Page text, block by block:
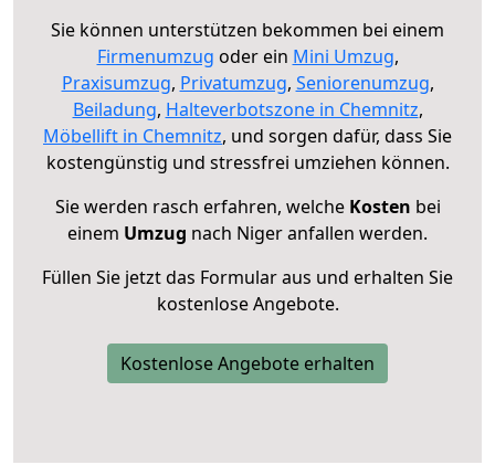
Sie können unterstützen bekommen bei einem
Firmenumzug oder ein Mini Umzug,
Praxisumzug, Privatumzug, Seniorenumzug,
Beiladung, Halteverbotszone in Chemnitz,
Möbellift in Chemnitz, und sorgen dafür, dass Sie
kostengünstig und stressfrei umziehen können.
Sie werden rasch erfahren, welche Kosten bei
einem Umzug nach Niger anfallen werden.
Füllen Sie jetzt das Formular aus und erhalten Sie
kostenlose Angebote.
Kostenlose Angebote erhalten